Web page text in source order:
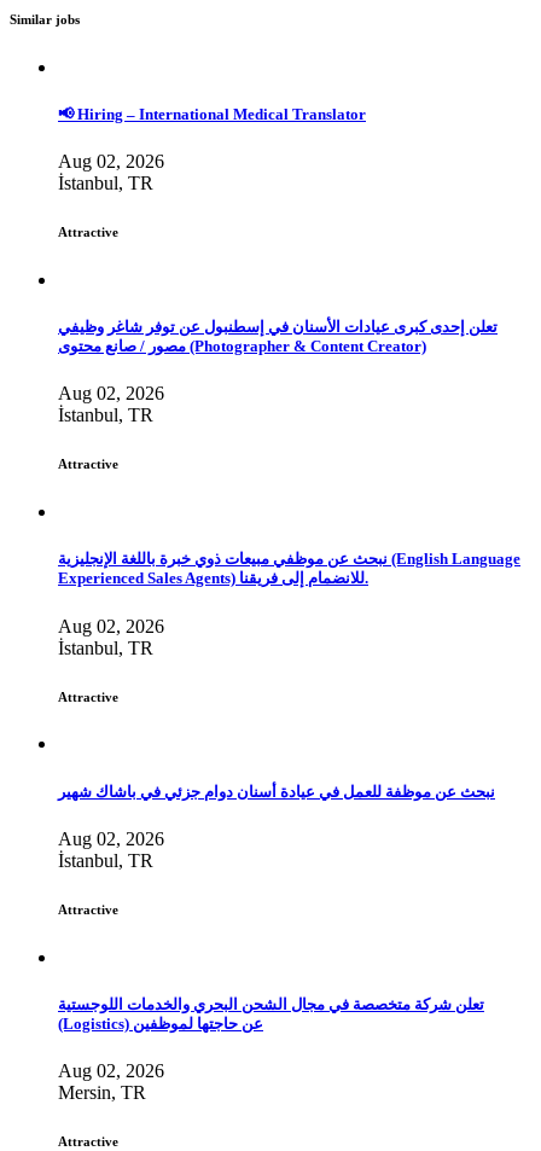
Similar jobs
📢 Hiring – International Medical Translator
Aug 02, 2026
İstanbul, TR
Attractive
تعلن إحدى كبرى عيادات الأسنان في إسطنبول عن توفر شاغر وظيفي
مصور / صانع محتوى (Photographer & Content Creator)
Aug 02, 2026
İstanbul, TR
Attractive
نبحث عن موظفي مبيعات ذوي خبرة باللغة الإنجليزية (English Language
Experienced Sales Agents) للانضمام إلى فريقنا.
Aug 02, 2026
İstanbul, TR
Attractive
نبحث عن موظفة للعمل في عيادة أسنان دوام جزئي في باشاك شهير
Aug 02, 2026
İstanbul, TR
Attractive
تعلن شركة متخصصة في مجال الشحن البحري والخدمات اللوجستية
(Logistics) عن حاجتها لموظفين
Aug 02, 2026
Mersin, TR
Attractive